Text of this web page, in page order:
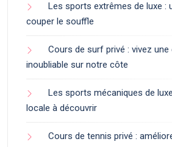
Les sports extrêmes de luxe :
couper le souffle
Cours de surf privé : vivez une
inoubliable sur notre côte
Les sports mécaniques de
locale à découvrir
Cours de tennis privé :